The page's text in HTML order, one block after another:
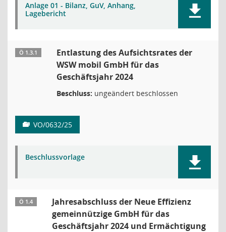
Anlage 01 - Bilanz, GuV, Anhang,
Lagebericht
Ö 1.3.1
Entlastung des Aufsichtsrates der
WSW mobil GmbH für das
Geschäftsjahr 2024
Beschluss: ungeändert beschlossen
VO/0632/25
Beschlussvorlage
Ö 1.4
Jahresabschluss der Neue Effizienz
gemeinnützige GmbH für das
Geschäftsjahr 2024 und Ermächtigung